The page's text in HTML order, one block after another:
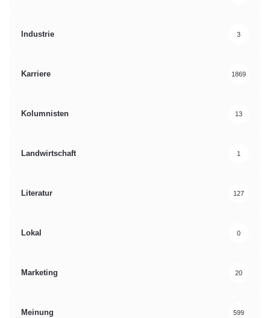
Industrie 3
Karriere 1869
Kolumnisten 13
Landwirtschaft 1
Literatur 127
Lokal 0
Marketing 20
Meinung 599